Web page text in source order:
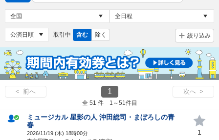
取引中 含む 除く 絞り込み
< 前へ 1 次へ >
全 51 件 1～51件目
ミュージカル 星影の人 沖田総司・まぼろしの青
春
2026/11/19 (木) 18時00分
1